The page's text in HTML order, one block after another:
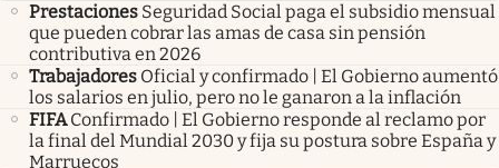
Prestaciones Seguridad Social paga el subsidio mensual
que pueden cobrar las amas de casa sin pensión
contributiva en 2026
Trabajadores Oficial y confirmado | El Gobierno aumentó
los salarios en julio, pero no le ganaron a la inflación
FIFA Confirmado | El Gobierno responde al reclamo por
la final del Mundial 2030 y fija su postura sobre España y
Marruecos